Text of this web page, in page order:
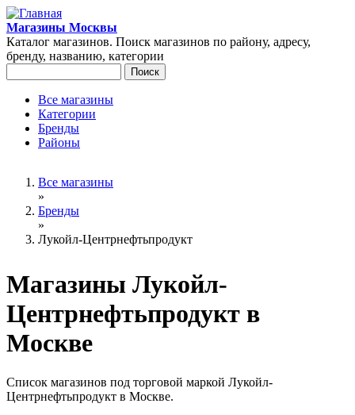
Перейти к основному содержанию
Магазины Москвы
Каталог магазинов. Поиск магазинов по району, адресу,
бренду, названию, категории
Главное меню
Все магазины
Категории
Бренды
Районы
Вы здесьВсе магазины
»
Бренды
»
Лукойл-Центрнефтьпродукт
Магазины Лукойл-
Центрнефтьпродукт в
Москве
Список магазинов под торговой маркой Лукойл-
Центрнефтьпродукт в Москве.